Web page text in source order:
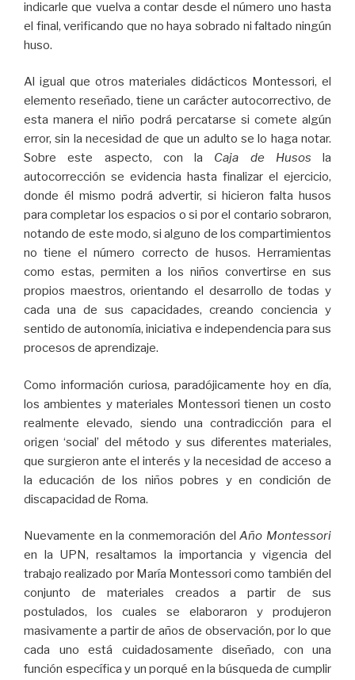
indicarle que vuelva a contar desde el número uno hasta
el final, verificando que no haya sobrado ni faltado ningún
huso.
Al igual que otros materiales didácticos Montessori, el
elemento reseñado, tiene un carácter autocorrectivo, de
esta manera el niño podrá percatarse si comete algún
error, sin la necesidad de que un adulto se lo haga notar.
Sobre este aspecto, con la Caja de Husos la
autocorrección se evidencia hasta finalizar el ejercicio,
donde él mismo podrá advertir, si hicieron falta husos
para completar los espacios o si por el contario sobraron,
notando de este modo, si alguno de los compartimientos
no tiene el número correcto de husos. Herramientas
como estas, permiten a los niños convertirse en sus
propios maestros, orientando el desarrollo de todas y
cada una de sus capacidades, creando conciencia y
sentido de autonomía, iniciativa e independencia para sus
procesos de aprendizaje.
Como información curiosa, paradójicamente hoy en día,
los ambientes y materiales Montessori tienen un costo
realmente elevado, siendo una contradicción para el
origen ‘social’ del método y sus diferentes materiales,
que surgieron ante el interés y la necesidad de acceso a
la educación de los niños pobres y en condición de
discapacidad de Roma.
Nuevamente en la conmemoración delAño Montessori
en la UPN, resaltamos la importancia y vigencia del
trabajo realizado por María Montessori como también del
conjunto de materiales creados a partir de sus
postulados, los cuales se elaboraron y produjeron
masivamente a partir de años de observación, por lo que
cada uno está cuidadosamente diseñado, con una
función específica y un porqué en la búsqueda de cumplir